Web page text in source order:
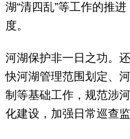
湖“清四乱”等工作的推
度。
河湖保护非一日之功。
快河湖管理范围划定、
制等基础工作，规范涉
化建设，加强日常巡查监